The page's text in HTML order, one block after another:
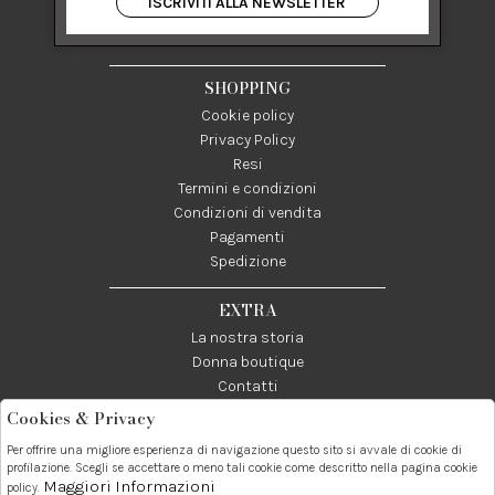
84122 Salerno Italia
P IVA 03024950655
SHOPPING
Cookie policy
Privacy Policy
Resi
Termini e condizioni
Condizioni di vendita
Pagamenti
Spedizione
EXTRA
La nostra storia
Donna boutique
Contatti
Telefono:
089237858
Whatsapp:
3338855601
Contatti:
info@donna1981.it
Cookies & Privacy
Per offrire una migliore esperienza di navigazione questo sito si avvale di cookie di
profilazione. Scegli se accettare o meno tali cookie come descritto nella pagina cookie
policy. Maggiori Informazioni